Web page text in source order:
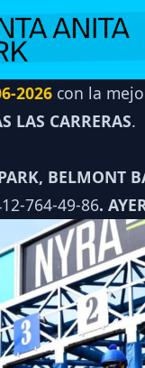
2026 con la
LAS CARRERAS.
BELMONT
764-49-86.